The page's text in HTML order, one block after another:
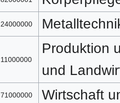
24000000
11000000
Produktion
und
71000000 Wirtschaft